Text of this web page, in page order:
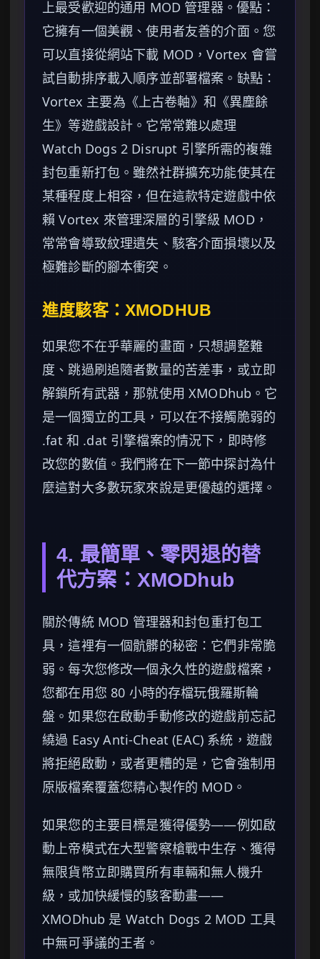
上最受歡迎的通用 MOD 管理器。優點：
它擁有一個美觀、使用者友善的介面。您
可以直接從網站下載 MOD，Vortex 會嘗
試自動排序載入順序並部署檔案。缺點：
Vortex 主要為《上古卷軸》和《異塵餘
生》等遊戲設計。它常常難以處理
Watch Dogs 2 Disrupt 引擎所需的複雜
封包重新打包。雖然社群擴充功能使其在
某種程度上相容，但在這款特定遊戲中依
賴 Vortex 來管理深層的引擎級 MOD，
常常會導致紋理遺失、駭客介面損壞以及
極難診斷的腳本衝突。
進度駭客：XMODHUB
如果您不在乎華麗的畫面，只想調整難
度、跳過刷追隨者數量的苦差事，或立即
解鎖所有武器，那就使用 XMODhub。它
是一個獨立的工具，可以在不接觸脆弱的
.fat 和 .dat 引擎檔案的情況下，即時修
改您的數值。我們將在下一節中探討為什
麼這對大多數玩家來說是更優越的選擇。
4. 最簡單、零閃退的替
代方案：XMODhub
關於傳統 MOD 管理器和封包重打包工
具，這裡有一個骯髒的秘密：它們非常脆
弱。每次您修改一個永久性的遊戲檔案，
您都在用您 80 小時的存檔玩俄羅斯輪
盤。如果您在啟動手動修改的遊戲前忘記
繞過 Easy Anti-Cheat (EAC) 系統，遊戲
將拒絕啟動，或者更糟的是，它會強制用
原版檔案覆蓋您精心製作的 MOD。
如果您的主要目標是獲得優勢——例如啟
動上帝模式在大型警察槍戰中生存、獲得
無限貨幣立即購買所有車輛和無人機升
級，或加快緩慢的駭客動畫——
XMODhub 是 Watch Dogs 2 MOD 工具
中無可爭議的王者。